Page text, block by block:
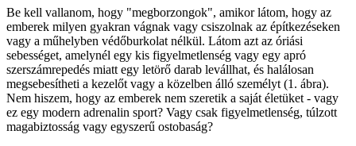
Be kell vallanom, hogy "megborzongok", amikor látom, hogy az
emberek milyen gyakran vágnak vagy csiszolnak az építkezéseken
vagy a műhelyben védőburkolat nélkül. Látom azt az óriási
sebességet, amelynél egy kis figyelmetlenség vagy egy apró
szerszámrepedés miatt egy letörő darab levállhat, és halálosan
megsebesítheti a kezelőt vagy a közelben álló személyt (1. ábra).
Nem hiszem, hogy az emberek nem szeretik a saját életüket - vagy
ez egy modern adrenalin sport? Vagy csak figyelmetlenség, túlzott
magabiztosság vagy egyszerű ostobaság?